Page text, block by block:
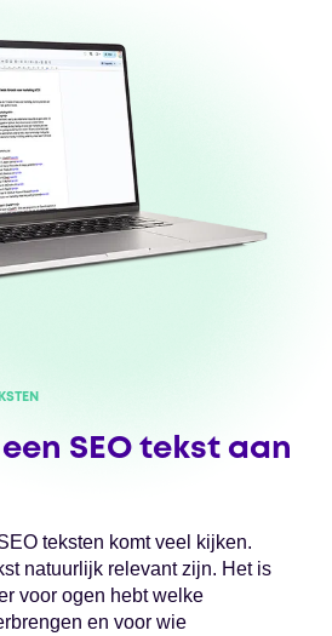
SEO tekst aan
teksten komt veel kijken.
natuurlijk relevant zijn. Het is
voor ogen hebt welke
en voor wie